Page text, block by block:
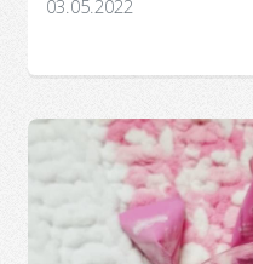
03.05.2022